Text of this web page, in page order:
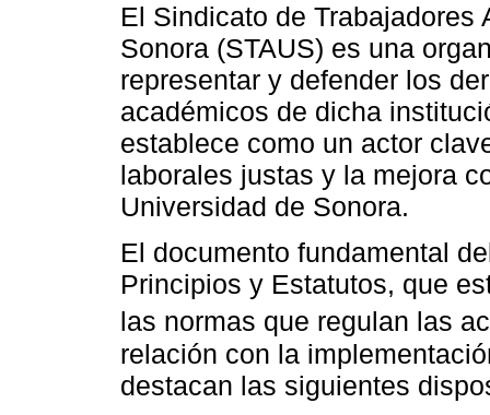
El Sindicato de
Sonora (STAUS) es una
representar y defender los
académicos de dicha
establece como un actor
laborales justas y la mejora
Universidad de Sonora.
El documento fundamental
Principios y Estatutos, que
las normas que regulan las
relación con la
destacan las siguientes